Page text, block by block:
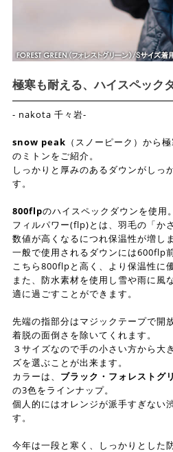
極寒も耐える、ハイスペック
- nakota 千々岩-
snow peak （スノーピーク）から
のミトンをご紹介。
しっかりと厚みのあるダウンがしっ
す。
800flpのハイスペックダウンを使用。
フィルパワー(flp)とは、羽毛の「か
数値が高くなるにつれ保温性が増しま
一般で使用されるダウンには600flp
こちら800flpと高く、より保温性に
また、防水素材を使用し雪や雨に風
適に過ごすことができます。
先端の指部分はマジックテープで開
着脱の面倒さを除いてくれます。
３サイズなので手の小さい方から大
ズを選ぶことが出来ます。
カラーは、 ブラック・フォレストグ
の3色をラインナップ。
個人的にはオレンジが派手すぎない
す。
今年は一段と寒く、しっかりとした